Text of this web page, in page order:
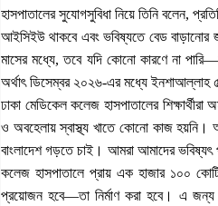
হাসপাতালের সুযোগসুবিধা নিয়ে তিনি বলেন,
আইসিইউ থাকবে এবং ভবিষ্যতে বেড বাড়ানোর
মাসের মধ্যে, তবে যদি কোনো কারণে না
অর্থাৎ ডিসেম্বর ২০২৬-এর মধ্যে ইনশাআল্লাহ
ঢাকা মেডিকেল কলেজ হাসপাতালের
ও অবহেলায় স্বাস্থ্য খাতে কোনো কাজ হয়নি।
বাংলাদেশ গড়তে চাই। আমরা আমাদের
কলেজ হাসপাতালে প্রায় এক হাজার ১০০
প্রয়োজন হবে—তা নির্মাণ করা হবে। এ জন্য